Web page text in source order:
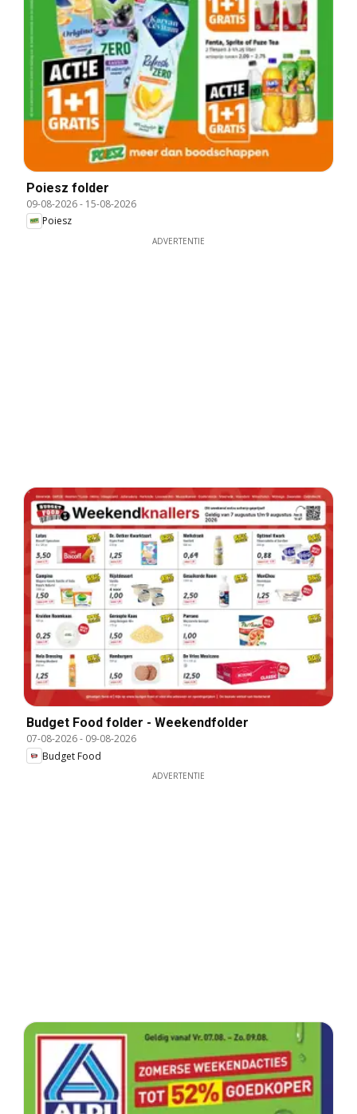
Poiesz folder
09-08-2026- 15-08-2026
Poiesz
ADVERTENTIE
Budget Food folder - Weekendfolder
07-08-2026- 09-08-2026
Budget Food
ADVERTENTIE